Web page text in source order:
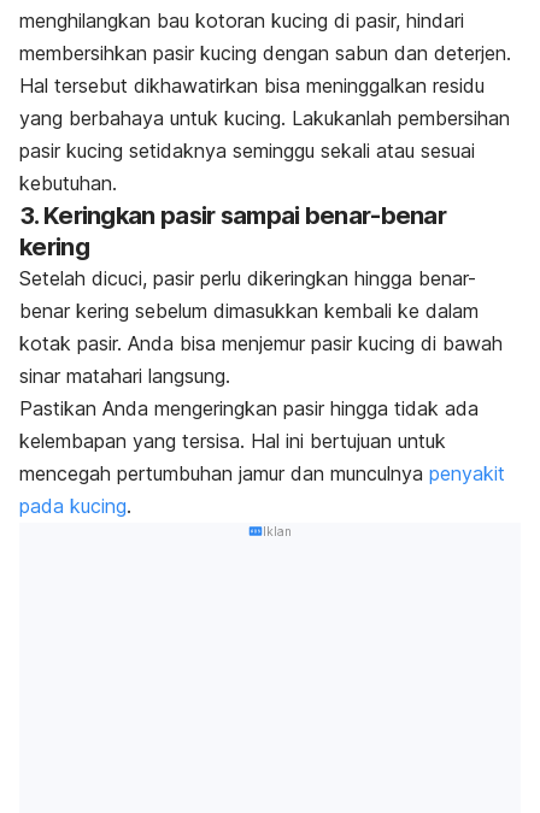
menghilangkan bau kotoran kucing di pasir, hindari
membersihkan pasir kucing dengan sabun dan deterjen.
Hal tersebut dikhawatirkan bisa meninggalkan residu
yang berbahaya untuk kucing. Lakukanlah pembersihan
pasir kucing setidaknya seminggu sekali atau sesuai
kebutuhan.
3. Keringkan pasir sampai benar-benar
kering
Setelah dicuci, pasir perlu dikeringkan hingga benar-
benar kering sebelum dimasukkan kembali ke dalam
kotak pasir. Anda bisa menjemur pasir kucing di bawah
sinar matahari langsung.
Pastikan Anda mengeringkan pasir hingga tidak ada
kelembapan yang tersisa. Hal ini bertujuan untuk
mencegah pertumbuhan jamur dan munculnya penyakit
pada kucing.
Iklan